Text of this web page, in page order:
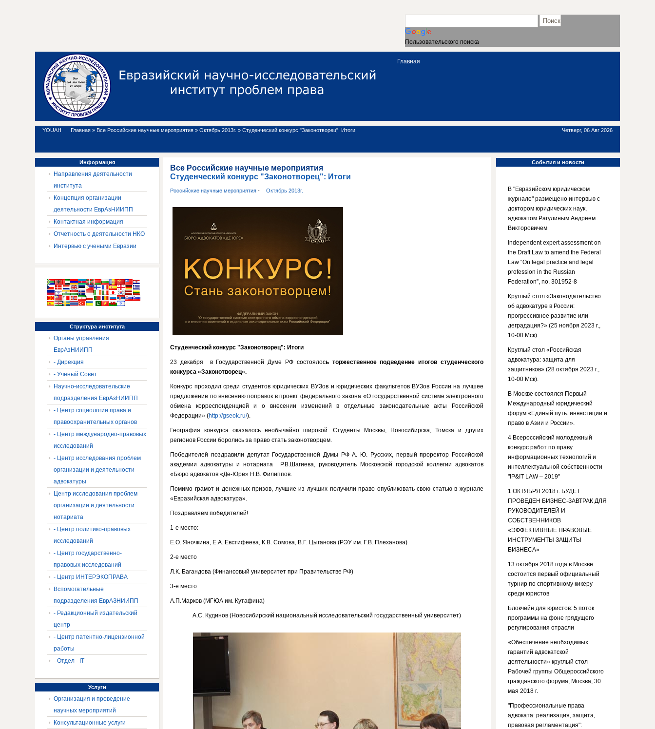
Пользовательского поиска
Главная
YOUAH Главная » Все Российские научные мероприятия » Октябрь 2013г. » Студенческий конкурс "Законотворец": Итоги Четверг, 06 Авг 2026
Все Российские научные мероприятия
Студенческий конкурс "Законотворец": Итоги
Российские научные мероприятия- Октябрь 2013г.
Студенческий конкурс "Законотворец": Итоги
23 декабря в Государственной Думе РФ состоялось торжественное подведение итогов студенческого
конкурса «Законотворец».
Конкурс проходил среди студентов юридических ВУЗов и юридических факультетов ВУЗов России на лучшее
предложение по внесению поправок в проект федерального закона «О государственной системе электронного
обмена корреспонденцией и о внесении изменений в отдельные законодательные акты Российской
Федерации» (http://gseok.ru/).
География конкурса оказалось необычайно широкой. Студенты Москвы, Новосибирска, Томска и других
регионов России боролись за право стать законотворцем.
Победителей поздравили депутат Государственной Думы РФ А. Ю. Русских, первый проректор Российской
академии адвокатуры и нотариата Р.В.Шагиева, руководитель Московской городской коллегии адвокатов
«Бюро адвокатов «Де-Юре» Н.В. Филиппов.
Помимо грамот и денежных призов, лучшие из лучших получили право опубликовать свою статью в журнале
«Евразийская адвокатура».
Поздравляем победителей!
1-е место:
Е.О. Яночкина, Е.А. Евстифеева, К.В. Сомова, В.Г. Цыганова (РЭУ им. Г.В. Плеханова)
2-е место
Л.К. Багандова (Финансовый университет при Правительстве РФ)
3-е место
А.П.Марков (МГЮА им. Кутафина)
А.С. Кудинов (Новосибирский национальный исследовательский государственный университет)
Информация
Направления деятельности
института
Концепция организации
деятельности ЕврАзНИИПП
Контактная информация
Отчетность о деятельности НКО
Интервью с учеными Евразии
Структураинститута
Органы управления
ЕврАзНИИПП
- Дирекция
- Ученый Совет
Научно-исследовательские
подразделения ЕврАзНИИПП
- Центр социологии права и
правоохранительных органов
- Центр международно-правовых
исследований
- Центр исследования проблем
организации и деятельности
адвокатуры
Центр исследования проблем
организации и деятельности
нотариата
- Центр политико-правовых
исследований
- Центр государственно-
правовых исследований
- Центр ИНТЕРЭКОПРАВА
Вспомогательные
подразделения ЕврАЗНИИПП
- Редакционный издательский
центр
- Центр патентно-лицензионной
работы
- Отдел - IT
Услуги
Организация и проведение
научных мероприятий
Консультационные услуги
События и новости
В "Евразийском юридическом
журнале" размещено интервью с
доктором юридических наук,
адвокатом Рагулиным Андреем
Викторовичем
Independent expert assessment on
the Draft Law to amend the Federal
Law “On legal practice and legal
profession in the Russian
Federation”, no. 301952-8
Круглый стол «Законодательство
об адвокатуре в России:
прогрессивное развитие или
деградация?» (25 ноября 2023 г.,
10-00 Мск).
Круглый стол «Российская
адвокатура: защита для
защитников» (28 октября 2023 г.,
10-00 Мск).
В Москве состоялся Первый
Международный юридический
форум «Единый путь: инвестиции и
право в Азии и России».
4 Всероссийский молодежный
конкурс работ по праву
информационных технологий и
интеллектуальной собственности
"IP&IT LAW – 2019"
1 ОКТЯБРЯ 2018 г. БУДЕТ
ПРОВЕДЕН БИЗНЕС-ЗАВТРАК ДЛЯ
РУКОВОДИТЕЛЕЙ И
СОБСТВЕННИКОВ
«ЭФФЕКТИВНЫЕ ПРАВОВЫЕ
ИНСТРУМЕНТЫ ЗАЩИТЫ
БИЗНЕСА»
13 октября 2018 года в Москве
состоится первый официальный
турнир по спортивному кикеру
среди юристов
Блокчейн для юристов: 5 поток
программы на фоне грядущего
регулирования отрасли
«Обеспечение необходимых
гарантий адвокатской
деятельности» круглый стол
Рабочей группы Общероссийского
гражданского форума, Москва, 30
мая 2018 г.
"Профессиональные права
адвоката: реализация, защита,
правовая регламентация":